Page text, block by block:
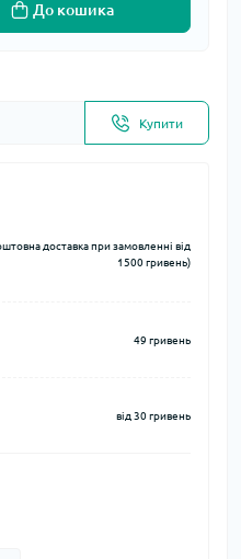
До кошика
Купити
доставка при замовленні від
1500 гривень)
49 гривень
від 30 гривень